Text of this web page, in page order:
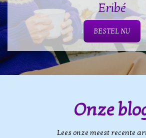
Eribé
BESTEL NU
Onze
Lees onze meest recente